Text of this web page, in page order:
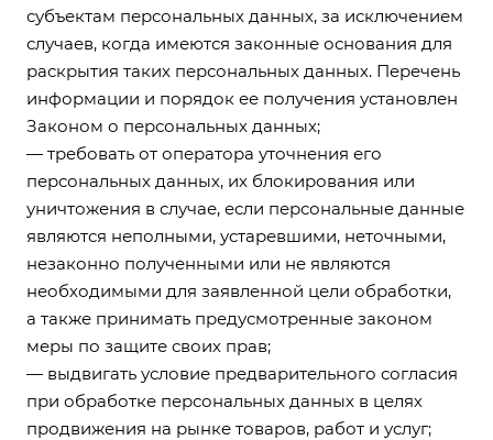
субъектам персональных данных, за исключением
случаев, когда имеются законные основания для
раскрытия таких персональных данных. Перечень
информации и порядок ее получения установлен
Законом о персональных данных;
— требовать от оператора уточнения его
персональных данных, их блокирования или
уничтожения в случае, если персональные данные
являются неполными, устаревшими, неточными,
незаконно полученными или не являются
необходимыми для заявленной цели обработки,
а также принимать предусмотренные законом
меры по защите своих прав;
— выдвигать условие предварительного согласия
при обработке персональных данных в целях
продвижения на рынке товаров, работ и услуг;